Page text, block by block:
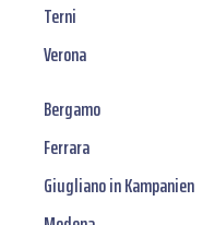
Terni
Verona
Bergamo
Ferrara
Giugliano in Kampanien